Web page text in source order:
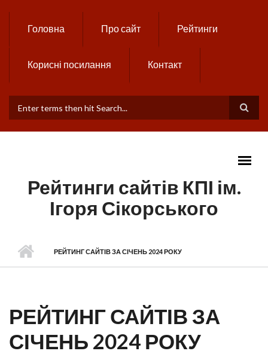
Головна Про сайт Рейтинги
Корисні посилання Контакт
ПОШУКОВА ФОРМА
Рейтинги сайтів КПІ ім.
Ігоря Сікорського
MAIN MENU
РЕЙТИНГ САЙТІВ ЗА СІЧЕНЬ 2024 РОКУ
РЕЙТИНГ САЙТІВ ЗА
СІЧЕНЬ 2024 РОКУ